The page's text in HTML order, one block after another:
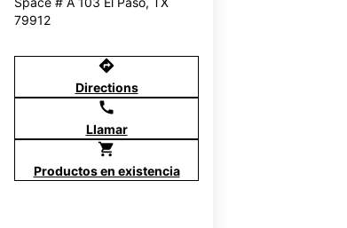
79912
directions
Directions
call
Llamar
shopping_cart
Productos en existencia